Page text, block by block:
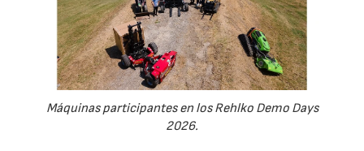
Máquinas participantes en los Rehlko Demo Days
2026.